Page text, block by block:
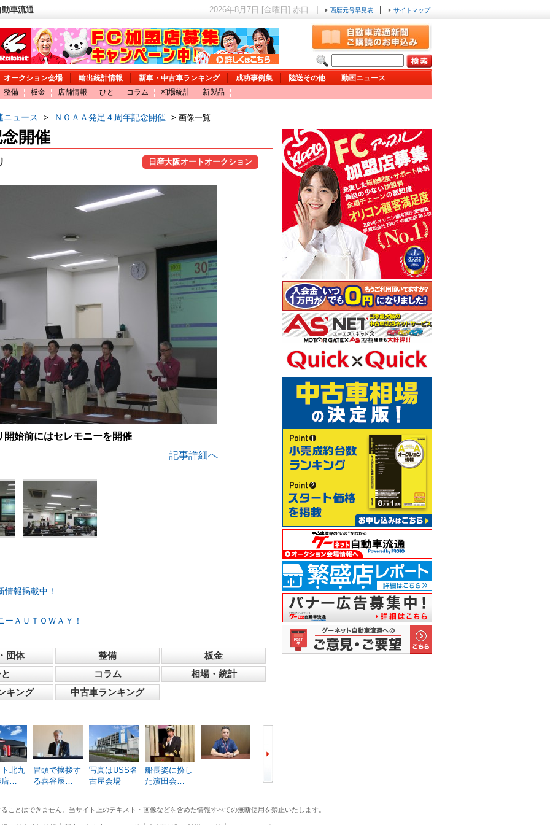
車流通 2026年8月7日 [金曜日] 赤口 西暦元号早見表 サイトマップ
オークション会場 輸出統計情報 新車・中古車ランキング 成功事例集 陸送その他
動画ニュース
整備
板金 店舗情報 ひと コラム 相場統計 新製品
ニュース > ＮＯＡＡ発足４周年記念開催 > 画像一覧
開催
日産大阪オートオークション
開始前にはセレモニーを開催
記事詳細へ
報掲載中！
ＡＵＴＯＷＡＹ！
団体 整備
板金
コラム
相場・統計
キング
中古車ランキング
北九
店…
冒頭で挨拶す
る喜谷辰…
写真はUSS名
古屋会場
船長姿に扮し
た濱田会…
に参加者…
ことはできません。当サイト上のテキスト・画像などを含めた情報すべての無断使用を禁止いたします。